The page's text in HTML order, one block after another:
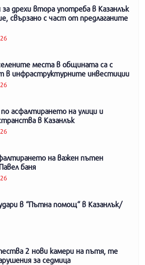
за дрехи втора употреба в Казанлък
свързано с част от предлаганите
места в общината са с
в инфраструктурните инвестиции
асфалтирането на улици и
в Казанлък
на важен пътен
баня
в “Пътна помощ“ в Казанлък/
2 нови камери на пътя, те
за седмица